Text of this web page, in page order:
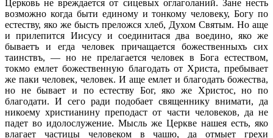
Церковь не вреждается от сицевых оглаголаний. Зане несть
возможно когда быти единому и тонкому человеку, Богу по
естеству, яко же бысть преложся хлеб, Духом Святым. Но аще
и прилепится Иисусу и соединитася два воедино, яко же
бываетъ и егда человек причащается божественныхъ сих
таинствъ, — но не прелагается человек в Бога естеством,
токмо емлет божественную благодать от Христа, пребывает
же паки человек, человек. И аще емлет и благодать божества,
но не бывает и по естеству Бог, яко же Христос, но по
благодати. И сего ради подобает священнику внимати, да
никоему христианину преподаст от части человеков, да не
падет во идолослужение. Мысль же Церкве нашея есть, яко
влагает частицы человеком в чашю, да отмыет грехи